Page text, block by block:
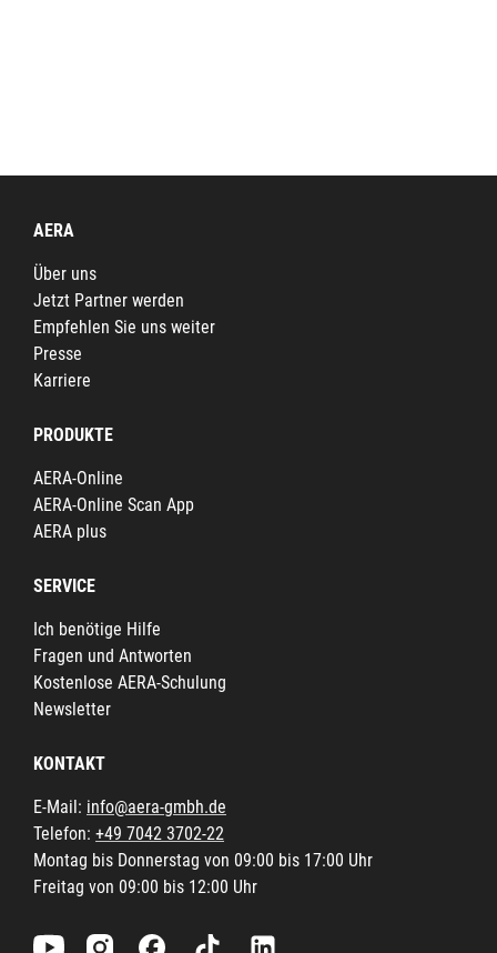
AERA
Über uns
Jetzt Partner werden
Empfehlen Sie uns weiter
Presse
Karriere
PRODUKTE
AERA-Online
AERA-Online Scan App
AERA plus
SERVICE
Ich benötige Hilfe
Fragen und Antworten
Kostenlose AERA-Schulung
Newsletter
KONTAKT
E-Mail: info@aera-gmbh.de
Telefon: +49 7042 3702-22
Montag bis Donnerstag von 09:00 bis 17:00 Uhr
Freitag von 09:00 bis 12:00 Uhr